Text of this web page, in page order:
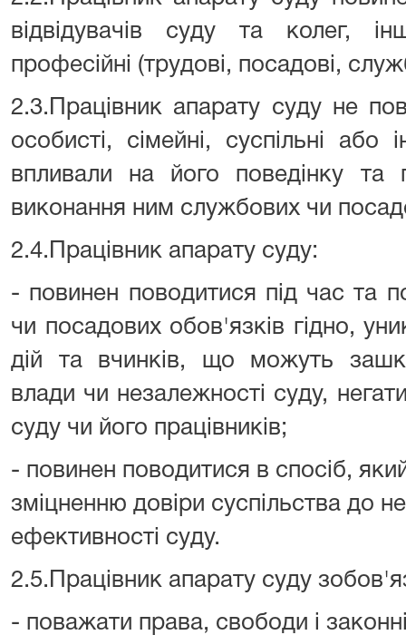
відвідувачів суду та колег,
професійні (трудові, посадові,
2.3.Працівник апарату суду не
особисті, сімейні, суспільні або
впливали на його поведінку та
виконання ним службових чи
2.4.Працівник апарату суду:
- повинен поводитися під час та
чи посадових обов'язків гідно,
дій та вчинків, що можуть
влади чи незалежності суду,
суду чи його працівників;
- повинен поводитися в спосіб,
зміцненню довіри суспільства до
ефективності суду.
2.5.Працівник апарату суду
- поважати права, свободи і